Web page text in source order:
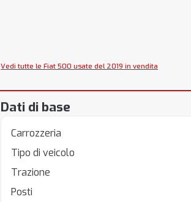
Vedi tutte le Fiat 500 usate del 2019 in vendita
Dati di base
Carrozzeria
Tipo di veicolo
Trazione
Posti